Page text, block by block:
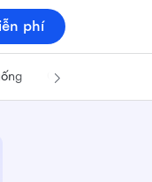
phí
Công nghệ & IT